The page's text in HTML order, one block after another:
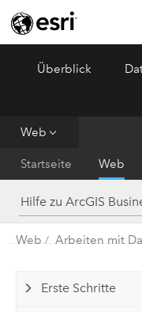
ArcGIS Business
Überblick
Web
Startseite Web
Web Arbeiten mit
Erste Schritte